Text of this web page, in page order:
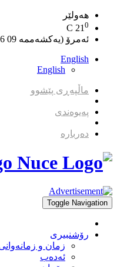
هەولێر
21 0
ئەمرۆ (یەکشەممە 09 2026 Aug )
English
English
ماڵپەڕی پێشوو
پەیوەندی
دەربارە
Toggle Navigation
رۆشنبیری
زمان و
ئەدەب